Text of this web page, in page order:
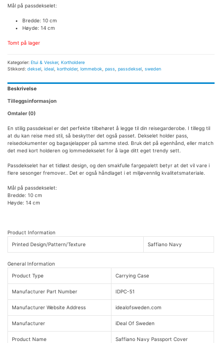
Mål på passdekselet:
Bredde: 10 cm
Høyde: 14 cm
Tomt på lager
Kategorier:Etui & Vesker,Kortholdere
Stikkord:deksel ,ideal ,kortholder,lommebok ,pass ,passdeksel ,sweden
Beskrivelse
Tilleggsinformasjon
Omtaler (0)
En stilig passdeksel er det perfekte tilbehøret å legge til din reisegarderobe. I tillegg til
at du kan reise med stil, så beskytter det også passet. Dekselet holder pass,
reisedokumenter og bagasjelapper på samme sted. Bruk det på egenhånd, eller match
det med kort holderen og lommedekselet for å lage ditt eget trendy sett.
Passdekselet har et tidløst design, og den smakfulle fargepalett betyr at det vil vare i
flere sesonger fremover.. Det er også håndlaget i et miljøvennlig kvalitetsmateriale.
Mål på passdekselet:
Bredde: 10 cm
Høyde: 14 cm
Product Information
Printed Design/Pattern/Texture
Saffiano Navy
General Information
Product Type
Carrying Case
Manufacturer Part Number IDPC-51
Manufacturer Website Address idealofsweden.com
Manufacturer iDeal Of Sweden
Product Name Saffiano Navy Passport Cover